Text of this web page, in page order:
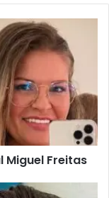
Miguel Freitas